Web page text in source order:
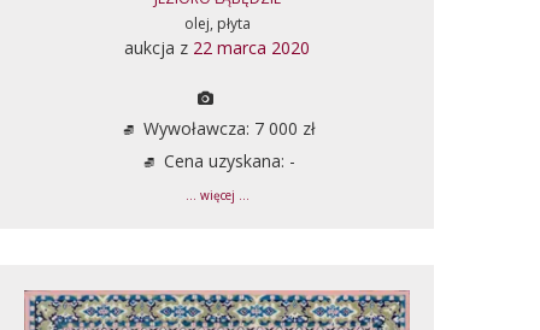
olej, płyta
aukcja z 22 marca 2020
Wywoławcza: 7 000 zł
Cena uzyskana: -
... więcej ...